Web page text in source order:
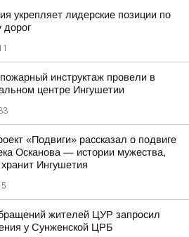
укрепляет лидерские позиции по
дорог
инструктаж провели в
центре Ингушетии
«Подвиги» рассказал о подвиге
Осканова — истории мужества,
Ингушетия
жителей ЦУР запросил
у Сунженской ЦРБ